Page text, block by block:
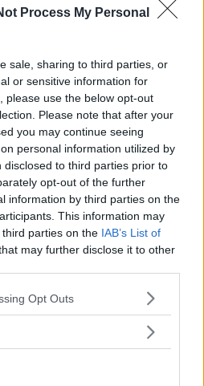
Process My Personal
sale, sharing to third parties, or
or sensitive information for
please use the below opt-out
Please note that after your
you may continue seeing
personal information utilized by
to third parties prior to
opt-out of the further
information by third parties on the
This information may
parties on the IAB’s List of
may further disclose it to other
app uses one or more Google
behaviour. You may click to
purposes in below Google
Opt Outs
straordinario di tutti.
può aiutare i molti che
salvare i pochi che sono
crisi è composta di due
il pericolo e l'altro
Frasi sulla crisi Frasi sulla
le rivoluzioni
violente inevitabili.
violenza